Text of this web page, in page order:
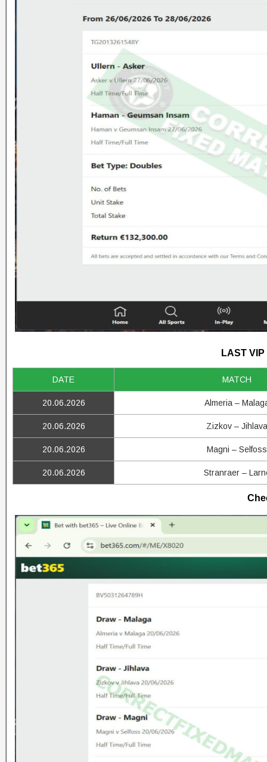
LAST
DATE MATCH
20.06.2026 Almeria –
20.06.2026 Zizkov – Jihlava
20.06.2026 Magni – Selfoss
20.06.2026 Stranraer –